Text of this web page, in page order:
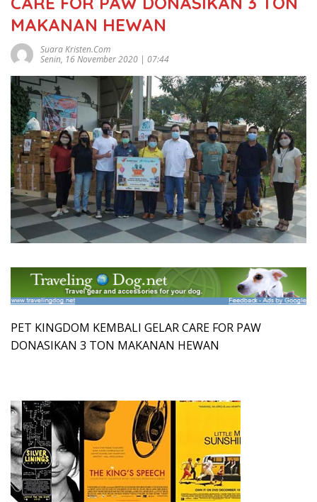
MAKANAN HEWAN
Suara Kristen.com
Senin, 16 November 2020 | 07:44
PET KINGDOM KEMBALI GELAR CARE FOR PAW
DONASIKAN 3 TON MAKANAN HEWAN